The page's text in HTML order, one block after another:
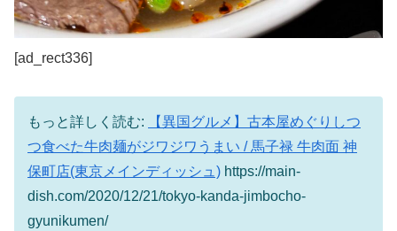
[ad_rect336]
もっと詳しく読む:
【異国グルメ】古本屋めぐりしつ
つ食べた牛肉麺がジワジワうまい / 馬子禄 牛肉面 神
保町店(東京メインディッシュ) https://main-
dish.com/2020/12/21/tokyo-kanda-jimbocho-
gyunikumen/